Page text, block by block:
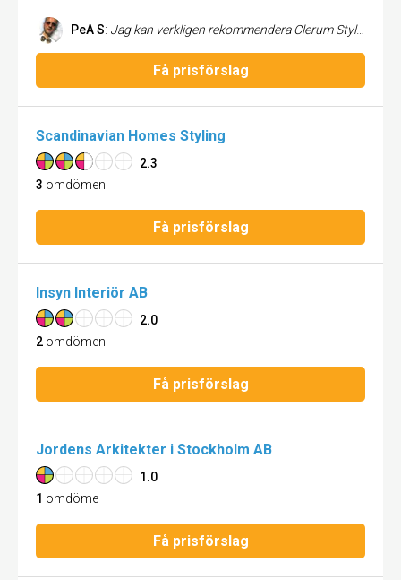
PeA S: Jag kan verkligen rekommendera Clerum Styling. Ulrika & Maria har verkligen känsla för inredning och hur man stylar ett hem. De är dessutom väldigt trevliga och lätta att samarbeta med. Jag är mycket nöjd. Nu ser jag o0ckså att de gjort om sin webbsajt och nui finsn det ännu fler smakfulla bilder som exempel på stylinguppdrag de utfört. Dessutom TROR jag på konceptet - ska du sälja din vilal eller bostadsrätt - så tror jag det definitivt att det lönar sig att kosta på lite på styling(elelr staging som en del kallar det) - man får igen de pengarna flera ggr om (det är mycket KÄNSLA och psykologi inblandat när man tittar på och väljer bostad - man klarar inte att bortse hur det ser ut just då när man är där och man ska ju gå därifrpån med positiva och sköna känslor och minnen...)
Få prisförslag
Scandinavian Homes Styling
2.3
3 omdömen
Få prisförslag
Insyn Interiör AB
2.0
2 omdömen
Få prisförslag
Jordens Arkitekter i Stockholm AB
1.0
1 omdöme
Få prisförslag